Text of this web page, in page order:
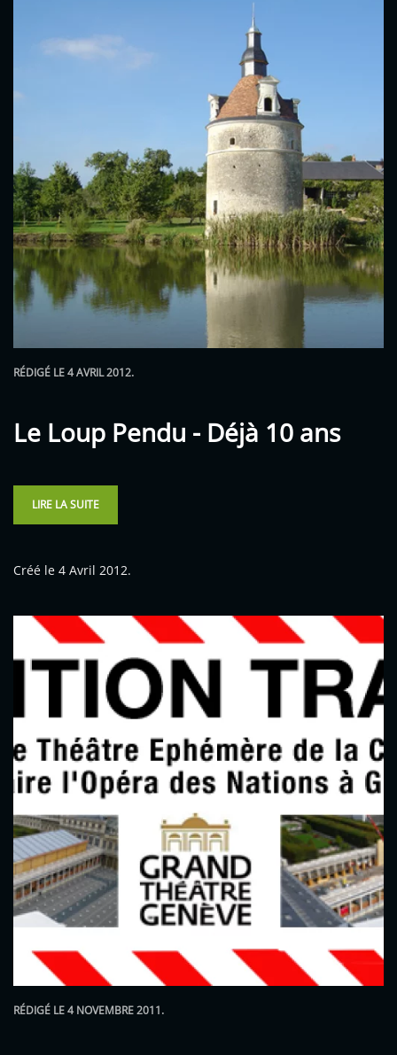
RÉDIGÉ LE4 AVRIL 2012.
Le Loup Pendu - Déjà 10 ans
LIRE LA SUITE
Créé le 4 Avril 2012.
RÉDIGÉ LE4 NOVEMBRE 2011.